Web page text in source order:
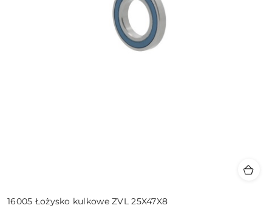
16005 Łożysko kulkowe ZVL 25X47X8